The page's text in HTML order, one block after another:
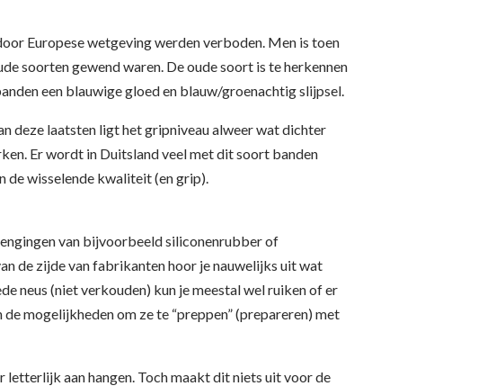
Europese wetgeving werden verboden. Men is toen
soorten gewend waren. De oude soort is te herkennen
een blauwige gloed en blauw/groenachtig slijpsel.
deze laatsten ligt het gripniveau alweer wat dichter
Er wordt in Duitsland veel met dit soort banden
de wisselende kwaliteit (en grip).
van bijvoorbeeld siliconenrubber of
de zijde van fabrikanten hoor je nauwelijks uit wat
neus (niet verkouden) kun je meestal wel ruiken of er
mogelijkheden om ze te “preppen” (prepareren) met
aan hangen. Toch maakt dit niets uit voor de